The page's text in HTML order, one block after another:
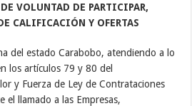
VOLUNTAD DE PARTICIPAR,
CALIFICACIÓN Y OFERTAS
del estado Carabobo, atendiendo a lo
los artículos 79 y 80 del
y Fuerza de Ley de Contrataciones
el llamado a las Empresas,